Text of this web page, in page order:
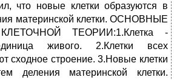
что новые клетки образуются в
материнской клетки. ОСНОВНЫЕ
ТЕОРИИ:1.Клетка -
живого. 2.Клетки всех
сходное строение. 3.Новые клетки
деления материнской клетки.